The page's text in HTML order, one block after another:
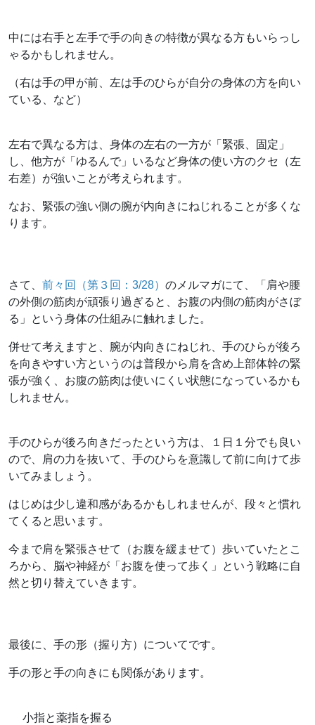
中には右手と左手で手の向きの特徴が異なる方もいらっし
ゃるかもしれません。
（右は手の甲が前、左は手のひらが自分の身体の方を向い
ている、など）
左右で異なる方は、身体の左右の一方が「緊張、固定」
し、他方が「ゆるんで」いるなど身体の使い方のクセ（左
右差）が強いことが考えられます。
なお、緊張の強い側の腕が内向きにねじれることが多くな
ります。
さて、 前々回（第３回：3/28） のメルマガにて、「肩や腰
の外側の筋肉が頑張り過ぎると、お腹の内側の筋肉がさぼ
る」という身体の仕組みに触れました。
併せて考えますと、腕が内向きにねじれ、手のひらが後ろ
を向きやすい方というのは普段から肩を含め上部体幹の緊
張が強く、お腹の筋肉は使いにくい状態になっているかも
しれません。
手のひらが後ろ向きだったという方は、１日１分でも良い
ので、肩の力を抜いて、手のひらを意識して前に向けて歩
いてみましょう。
はじめは少し違和感があるかもしれませんが、段々と慣れ
てくると思います。
今まで肩を緊張させて（お腹を緩ませて）歩いていたとこ
ろから、脳や神経が「お腹を使って歩く」という戦略に自
然と切り替えていきます。
最後に、手の形（握り方）についてです。
手の形と手の向きにも関係があります。
小指と薬指を握る